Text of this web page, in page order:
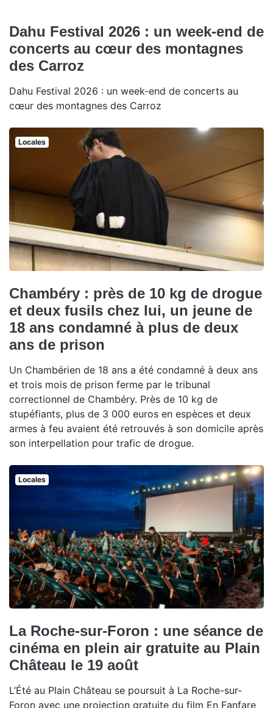
Dahu Festival 2026 : un week-end de
concerts au cœur des montagnes
des Carroz
Dahu Festival 2026 : un week-end de concerts au
cœur des montagnes des Carroz
Locales
Chambéry : près de 10 kg de drogue
et deux fusils chez lui, un jeune de
18 ans condamné à plus de deux
ans de prison
Un Chambérien de 18 ans a été condamné à deux ans
et trois mois de prison ferme par le tribunal
correctionnel de Chambéry. Près de 10 kg de
stupéfiants, plus de 3 000 euros en espèces et deux
armes à feu avaient été retrouvés à son domicile après
son interpellation pour trafic de drogue.
Locales
La Roche-sur-Foron : une séance de
cinéma en plein air gratuite au Plain
Château le 19 août
L’Été au Plain Château se poursuit à La Roche-sur-
Foron avec une projection gratuite du film En Fanfare